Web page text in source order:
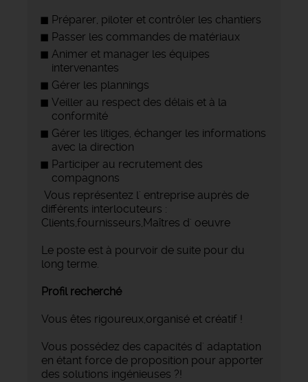
Préparer, piloter et contrôler les chantiers
Passer les commandes de matériaux
Animer et manager les équipes
intervenantes
Gérer les plannings
Veiller au respect des délais et à la
conformité
Gérer les litiges, échanger les informations
avec la direction
Participer au recrutement des
compagnons
Vous représentez l' entreprise auprès de
différents interlocuteurs :
Clients,fournisseurs,Maîtres d' oeuvre
Le poste est à pourvoir de suite pour du
long terme.
Profil recherché
Vous êtes rigoureux,organisé et créatif !
Vous possédez des capacités d' adaptation
en étant force de proposition pour apporter
des solutions ingénieuses ?!